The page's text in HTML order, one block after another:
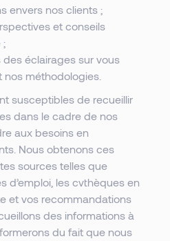
envers nos clients ;
et conseils
;
éclairages sur vous
nos méthodologies.
susceptibles de recueillir
dans le cadre de nos
aux besoins en
Nous obtenons ces
sources telles que
d’emploi, les cvthèques en
et vos recommandations
des informations à
du fait que nous